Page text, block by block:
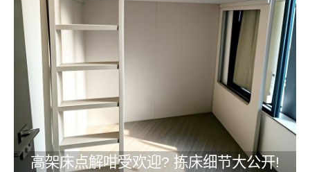
高架床点解咁受欢迎? 拣床细节大公开!